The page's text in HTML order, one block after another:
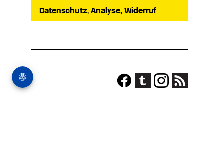
Datenschutz, Analyse, Widerruf